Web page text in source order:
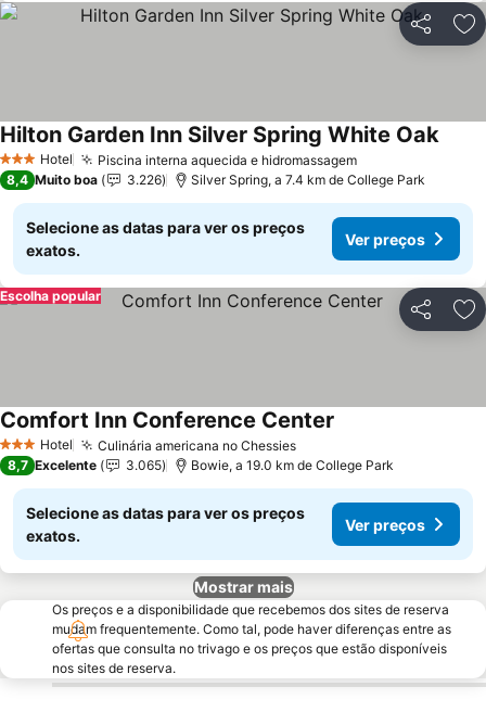
Partilhar
3 EstrelasHotel Piscina interna aquecida e hidromassagemVer preços
Hilton Garden Inn Silver Spring White OakVer
8,4 Muito boa 3.226 Silver Spring, a 7.4 km de College Park
Selecione as datas para ver os preços
exatos.
Ver preços
Partilhar
Escolha popular
3 EstrelasHotel Culinária americana no ChessiesVer preços
Comfort Inn Conference Center
8,7 Excelente 3.065 Bowie, a 19.0 km de College Park
Selecione as datas para ver os preços
exatos.
Ver preços
Mostrar mais
Os preços e a disponibilidade que recebemos dos sites de reserva
mudam frequentemente. Como tal, pode haver diferenças entre as
ofertas que consulta no trivago e os preços que estão disponíveis
nos sites de reserva.